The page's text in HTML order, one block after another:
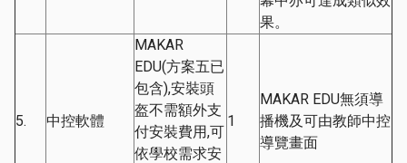
果。
5. 中控軟體
MAKAR
EDU(方案五已
包含),安裝頭
盔不需額外支
付安裝費用,可
依學校需求安
1
MAKAR EDU無須導
播機及可由教師中控
導覽畫面